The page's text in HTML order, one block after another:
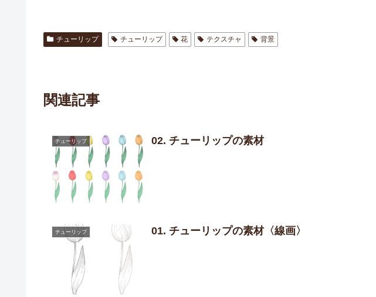
チューリップ チューリップ 花 テクスチャ 背景
関連記事
チューリップ 02. チューリップの素材
チューリップ 01. チューリップの素材〈線画〉